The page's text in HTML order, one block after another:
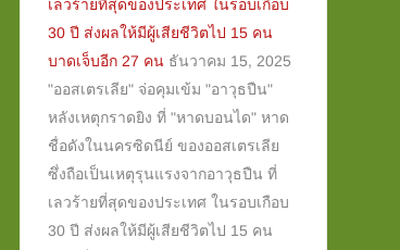
เลวร้ายที่สุดของประเทศ ในรอบเกือบ
30 ปี ส่งผลให้มีผู้เสียชีวิตไป 15 คน
บาดเจ็บอีก 27 คน ธันวาคม 15, 2025
"ออสเตรเลีย" จ่อคุมเข้ม "อาวุธปืน"
หลังเหตุกราดยิง ที่ "หาดบอนได" หาด
ชื่อดังในนครซิดนีย์ ของออสเตรเลีย
ซึ่งถือเป็นเหตุรุนแรงจากอาวุธปืน ที่
เลวร้ายที่สุดของประเทศ ในรอบเกือบ
30 ปี ส่งผลให้มีผู้เสียชีวิตไป 15 คน